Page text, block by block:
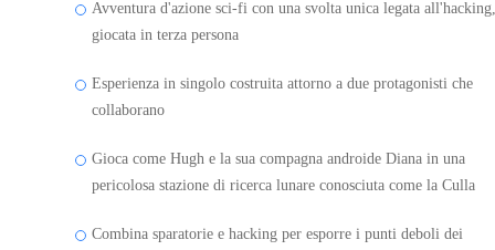
Avventura d'azione sci‑fi con una svolta unica legata all'hacking,
giocata in terza persona
Esperienza in singolo costruita attorno a due protagonisti che
collaborano
Gioca come Hugh e la sua compagna androide Diana in una
pericolosa stazione di ricerca lunare conosciuta come la Culla
Combina sparatorie e hacking per esporre i punti deboli dei